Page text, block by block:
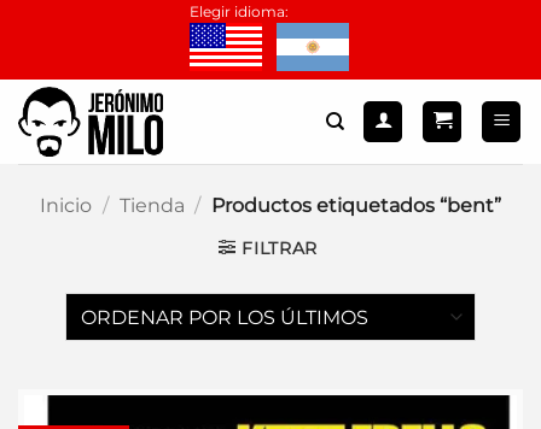
contenido
Elegir idioma:
Inicio / Tienda / Productos etiquetados “bent”
FILTRAR